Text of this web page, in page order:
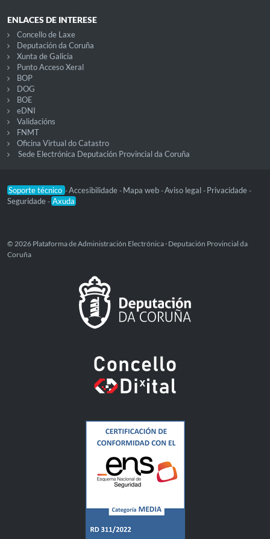
ENLACES DE INTERESE
Concello de Laxe
Deputación da Coruña
Xunta de Galicia
Punto Acceso Xeral
BOP
DOG
BOE
eDNI
Validacións
FNMT
Oficina Virtual do Catastro
Sede Electrónica Deputación Provincial da Coruña
Soporte técnico -Accesibilidade - Mapa web -Aviso legal - Privacidade -
Seguridade - Axuda
© 2026 Plataforma de Administración Electrónica · Deputación Provincial da
Coruña